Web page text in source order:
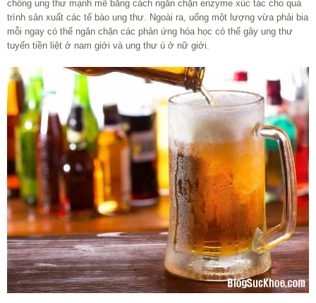
chống ung thư mạnh mẽ bằng cách ngăn chặn enzyme xúc tác cho quá
trình sản xuất các tế bào ung thư. Ngoài ra, uống một lượng vừa phải bia
mỗi ngay có thể ngăn chặn các phản ứng hóa học có thể gây ung thư
tuyến tiền liệt ở nam giới và ung thư ú ở nữ giới.